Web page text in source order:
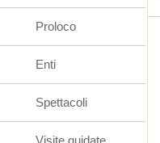
Proloco
Enti
Spettacoli
Visite guidate